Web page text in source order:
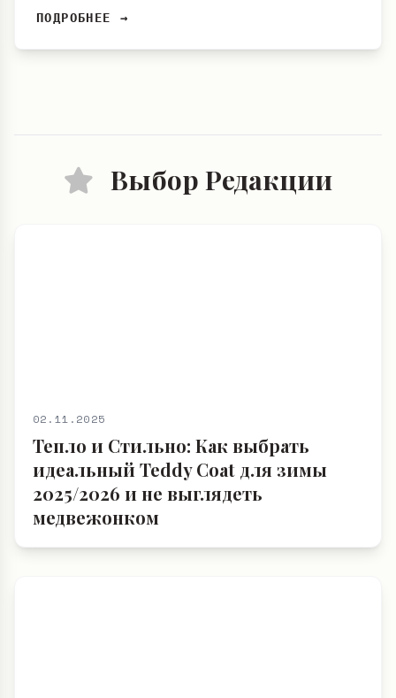
ПОДРОБНЕЕ →
Выбор Редакции
02.11.2025
Тепло и Стильно: Как выбрать
идеальный Teddy Coat для зимы
2025/2026 и не выглядеть
медвежонком